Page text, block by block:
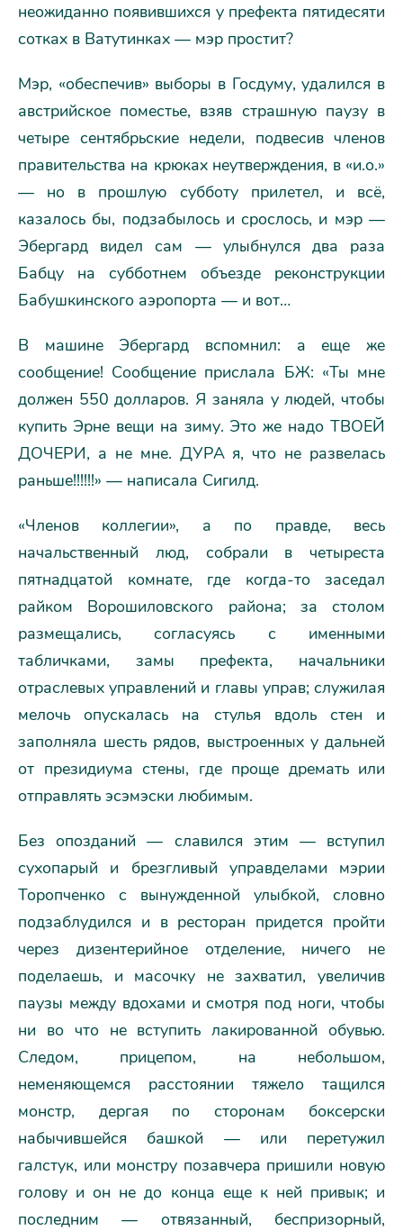
неожиданно появившихся у префекта пятидесяти
сотках в Ватутинках — мэр простит?
Мэр, «обеспечив» выборы в Госдуму, удалился в
австрийское поместье, взяв страшную паузу в
четыре сентябрьские недели, подвесив членов
правительства на крюках неутверждения, в «и.о.»
— но в прошлую субботу прилетел, и всё,
казалось бы, подзабылось и срослось, и мэр —
Эбергард видел сам — улыбнулся два раза
Бабцу на субботнем объезде реконструкции
Бабушкинского аэропорта — и вот…
В машине Эбергард вспомнил: а еще же
сообщение! Сообщение прислала БЖ: «Ты мне
должен 550 долларов. Я заняла у людей, чтобы
купить Эрне вещи на зиму. Это же надо ТВОЕЙ
ДОЧЕРИ, а не мне. ДУРА я, что не развелась
раньше!!!!!!» — написала Сигилд.
«Членов коллегии», а по правде, весь
начальственный люд, собрали в четыреста
пятнадцатой комнате, где когда-то заседал
райком Ворошиловского района; за столом
размещались, согласуясь с именными
табличками, замы префекта, начальники
отраслевых управлений и главы управ; служилая
мелочь опускалась на стулья вдоль стен и
заполняла шесть рядов, выстроенных у дальней
от президиума стены, где проще дремать или
отправлять эсэмэски любимым.
Без опозданий — славился этим — вступил
сухопарый и брезгливый управделами мэрии
Торопченко с вынужденной улыбкой, словно
подзаблудился и в ресторан придется пройти
через дизентерийное отделение, ничего не
поделаешь, и масочку не захватил, увеличив
паузы между вдохами и смотря под ноги, чтобы
ни во что не вступить лакированной обувью.
Следом, прицепом, на небольшом,
неменяющемся расстоянии тяжело тащился
монстр, дергая по сторонам боксерски
набычившейся башкой — или перетужил
галстук, или монстру позавчера пришили новую
голову и он не до конца еще к ней привык; и
последним — отвязанный, беспризорный,